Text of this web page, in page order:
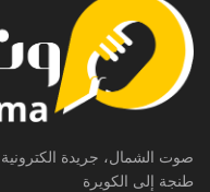
صوت الشمال، جريدة
طنجة إلى الكويرة